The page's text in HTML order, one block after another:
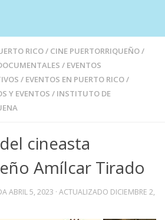
RICO/ CINE PUERTORRIQUEÑO/
/ EVENTOS
/ EVENTOS EN PUERTO RICO/
Y EVENTOS / INSTITUTO DE
cineasta
Amílcar Tirado
ABRIL 5, 2023 · ACTUALIZADO DICIEMBRE 2,